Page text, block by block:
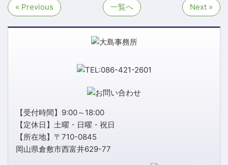
« Previous 一覧へ Next »
【受付時間】9:00～18:00
【定休日】土曜・日曜・祝日
【所在地】〒710-0845
岡山県倉敷市西富井629-77